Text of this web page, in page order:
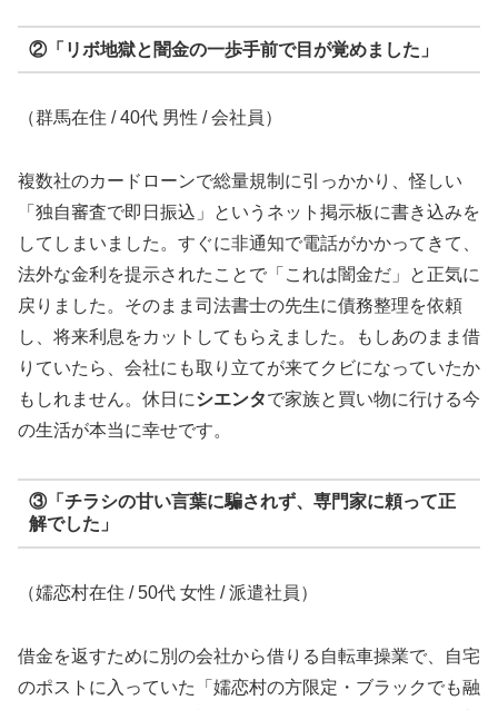
②「リボ地獄と闇金の一歩手前で目が覚めました」
（群馬在住 / 40代 男性 / 会社員）
複数社のカードローンで総量規制に引っかかり、怪しい
「独自審査で即日振込」というネット掲示板に書き込みを
してしまいました。すぐに非通知で電話がかかってきて、
法外な金利を提示されたことで「これは闇金だ」と正気に
戻りました。そのまま司法書士の先生に債務整理を依頼
し、将来利息をカットしてもらえました。もしあのまま借
りていたら、会社にも取り立てが来てクビになっていたか
もしれません。休日にシエンタで家族と買い物に行ける今
の生活が本当に幸せです。
③「チラシの甘い言葉に騙されず、専門家に頼って正
解でした」
（嬬恋村在住 / 50代 女性 / 派遣社員）
借金を返すために別の会社から借りる自転車操業で、自宅
のポストに入っていた「嬬恋村の方限定・ブラックでも融